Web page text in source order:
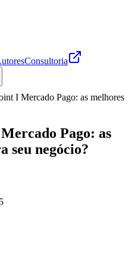
Consultoria
I Mercado Pago: as melhores
Pago: as
seu negócio?